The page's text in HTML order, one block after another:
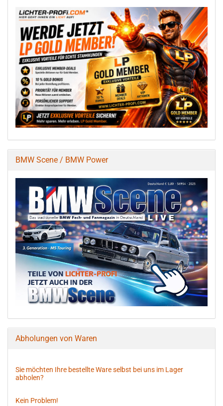
BMW Scene / BMW Power
Abholungen von Waren
Sie möchten Ihre bestellte Ware selbst bei uns im Lager
abholen?
Kein Problem!